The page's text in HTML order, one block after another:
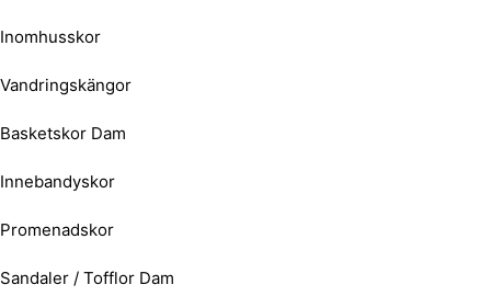
Inomhusskor
Vandringskängor
Basketskor Dam
Innebandyskor
Promenadskor
Sandaler / Tofflor Dam